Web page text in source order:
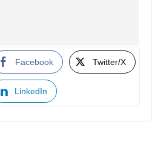
Facebook Twitter/X
LinkedIn